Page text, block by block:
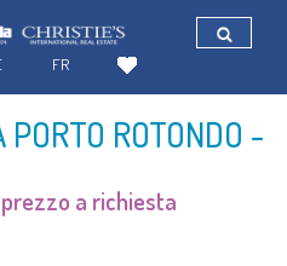
ROTONDO -
prezzo a richiesta
FR